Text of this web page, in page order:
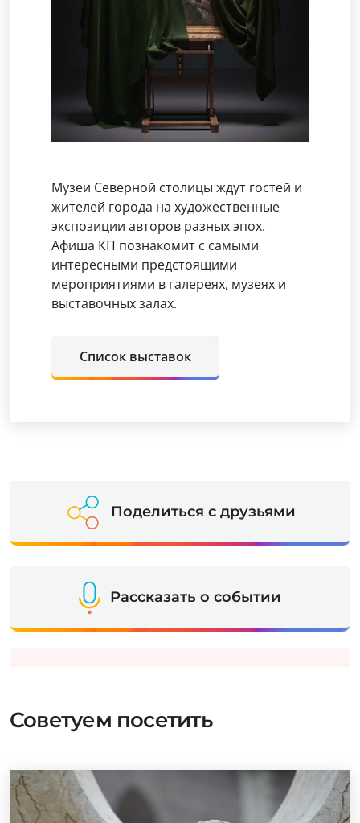
Музеи Северной столицы ждут гостей и
жителей города на художественные
экспозиции авторов разных эпох.
Афиша КП познакомит с самыми
интересными предстоящими
мероприятиями в галереях, музеях и
выставочных залах.
Список выставок
Поделиться с друзьями
Рассказать о событии
Советуем посетить